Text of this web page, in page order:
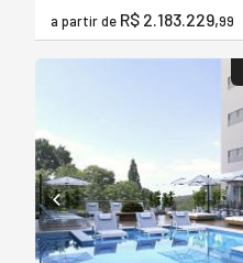
a partir de R$ 2.183.229,99